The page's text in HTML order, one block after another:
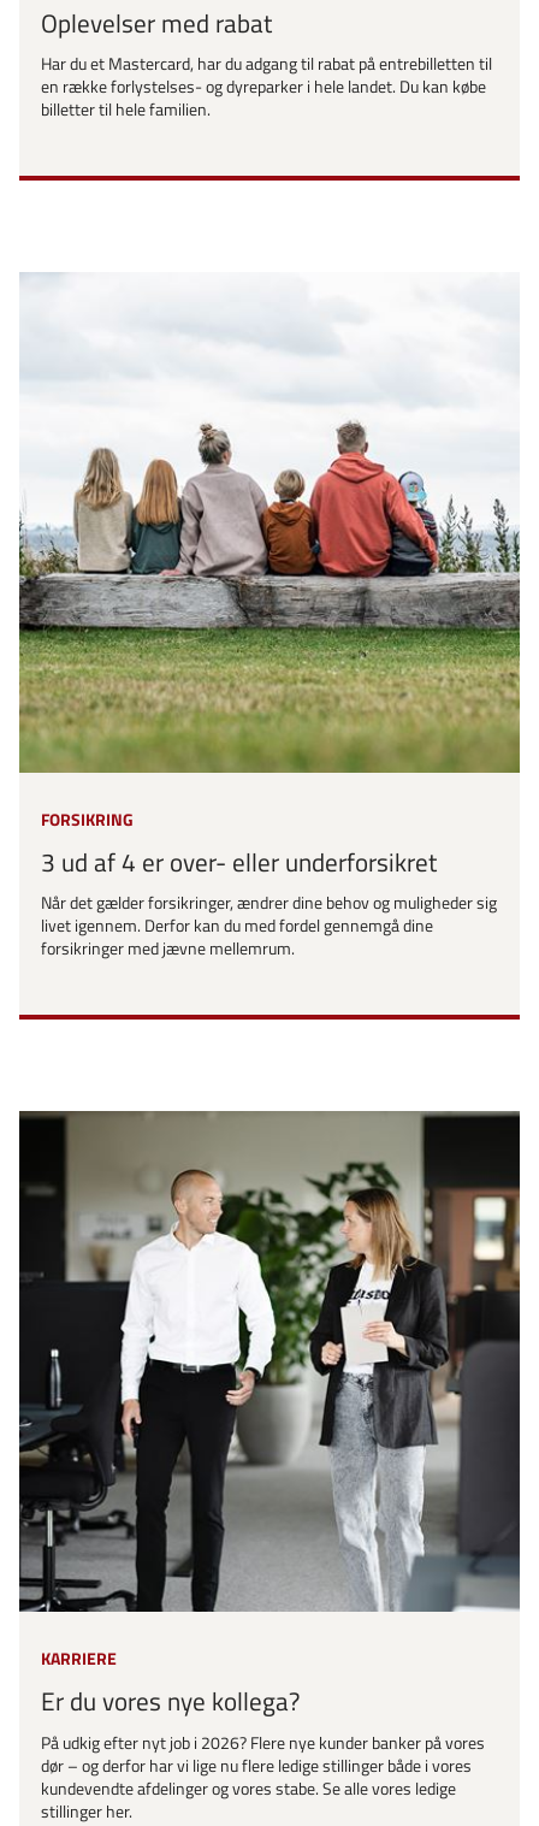
Oplevelser med rabat
Har du et Mastercard, har du adgang til rabat på entrebilletten til
en række forlystelses- og dyreparker i hele landet. Du kan købe
billetter til hele familien.
FORSIKRING
3 ud af 4 er over- eller underforsikret
Når det gælder forsikringer, ændrer dine behov og muligheder sig
livet igennem. Derfor kan du med fordel gennemgå dine
forsikringer med jævne mellemrum.
KARRIERE
Er du vores nye kollega?
På udkig efter nyt job i 2026? Flere nye kunder banker på vores
dør – og derfor har vi lige nu flere ledige stillinger både i vores
kundevendte afdelinger og vores stabe. Se alle vores ledige
stillinger her.